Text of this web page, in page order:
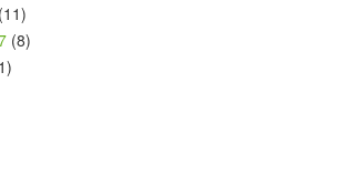
(11)
(8)